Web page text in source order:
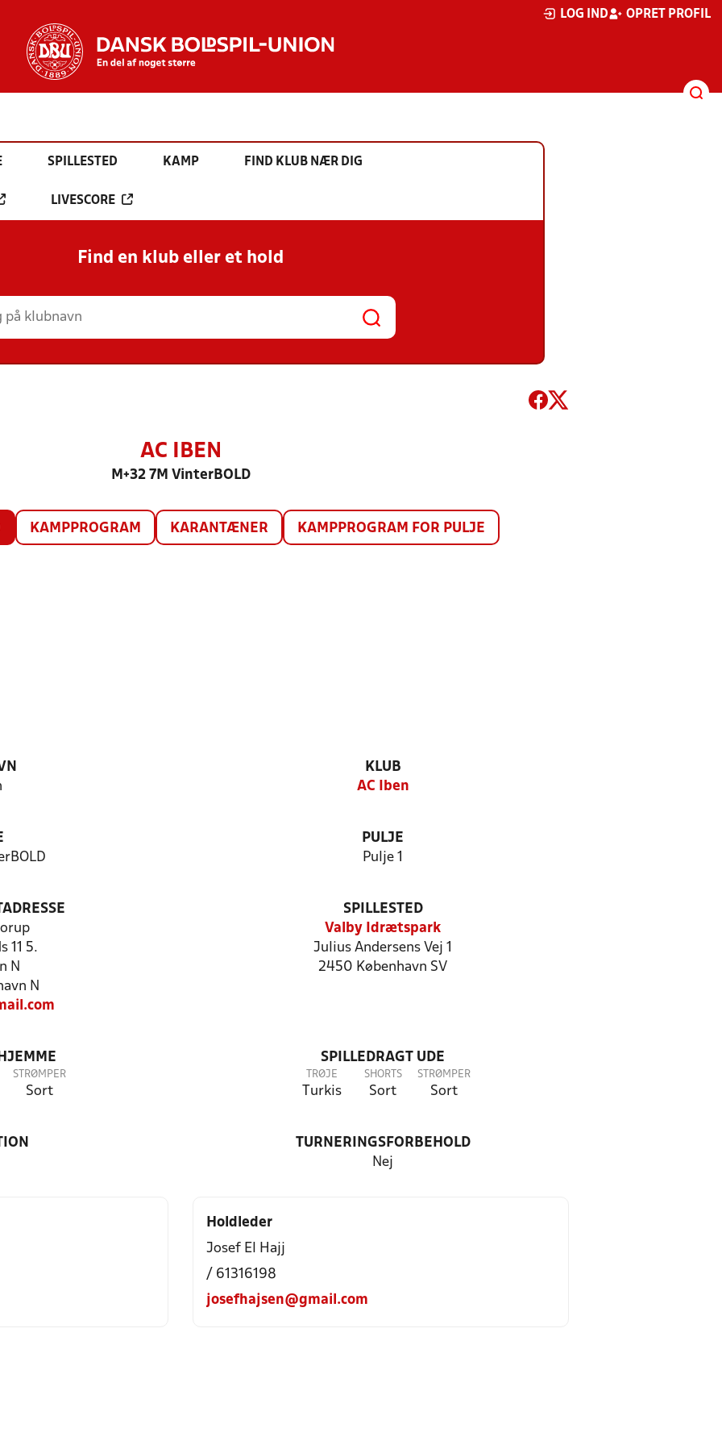
LOG IND OPRET PROFIL
SPILLESTED KAMP FIND KLUB NÆR DIG
LIVESCORE
Find en klub eller et hold
AC IBEN
M+32 7M VinterBOLD
KAMPPROGRAM KARANTÆNER KAMPPROGRAM FOR PULJE
KLUB
AC Iben
PULJE
Pulje 1
11 5.
N
N
SPILLESTED
Valby Idrætspark
Julius Andersens Vej 1
2450 København SV
STRØMPER
Sort
SPILLEDRAGT UDE
TRØJE
Turkis
SHORTS
Sort
STRØMPER
Sort
TURNERINGSFORBEHOLD
Nej
Holdleder
Josef El Hajj
/ 61316198
josefhajsen@gmail.com